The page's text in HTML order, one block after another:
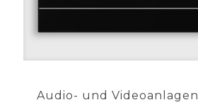
Audio- und Videoanlagen